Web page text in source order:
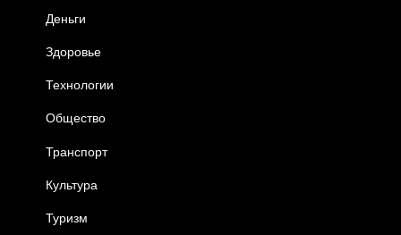
Деньги
Здоровье
Технологии
Общество
Транспорт
Культура
Туризм